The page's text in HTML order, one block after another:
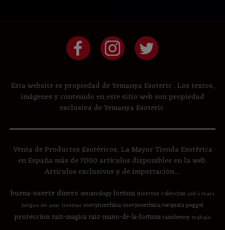
Esta website es propiedad de Yemanya Esoteric . Los textos,
imágenes y contenido en este sitio web son propiedad
exclusiva de Yemanya Esoteric.
Venta de Productos Esotéricos, La Mayor Tienda Esotérica
en España más de 7000 artículos disponibles en la web.
Artículos exclusivos y de importación....
buena-suertedinero entomologyfortunainsectos-coleccion job's tears
juegos-de-azar loterias mecynorrhinamecynorrhina torquata poggei
proteccion raiz-magica raiz-mano-de-la-fortunataxidermy trabajo